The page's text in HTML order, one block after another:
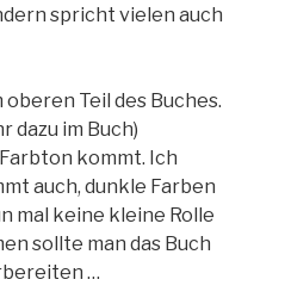
spricht vielen auch
Teil des Buches.
dazu im Buch)
kommt. Ich
auch, dunkle Farben
mal keine kleine Rolle
sollte man das Buch
…